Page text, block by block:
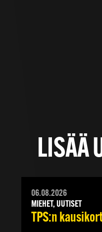
LISÄÄ
06.08.2026
MIEHET, UUTISET
TPS:n